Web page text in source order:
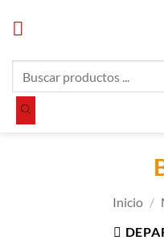
productos
Inicio /